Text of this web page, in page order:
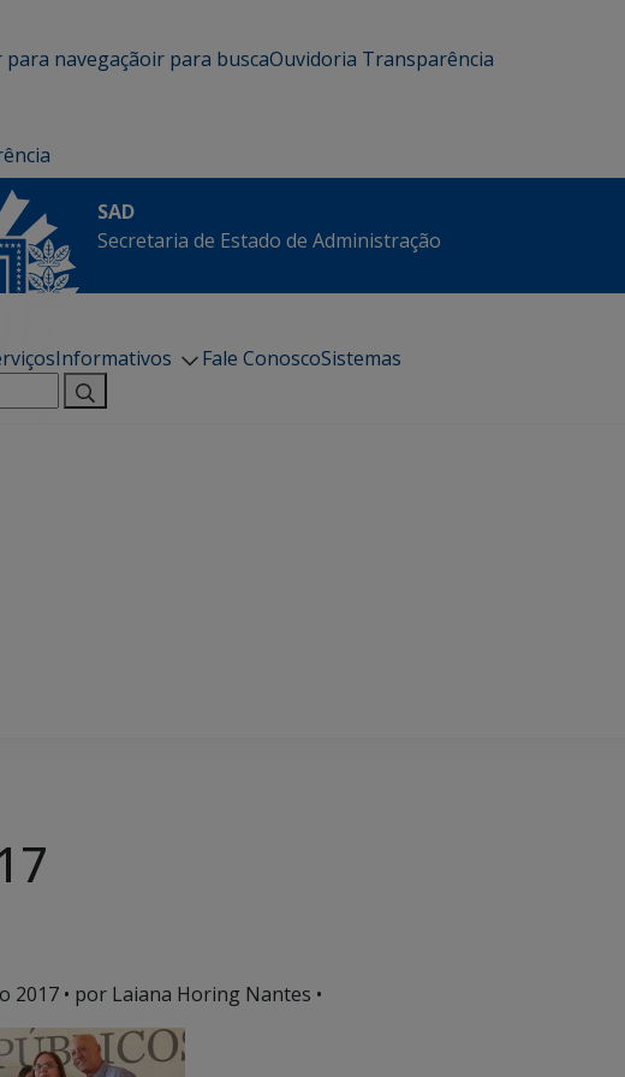
para navegaçãoir para buscaOuvidoria Transparência
SAD
Secretaria de Estado de Administração
Informativos Fale ConoscoSistemas
2017 • por Laiana Horing Nantes •